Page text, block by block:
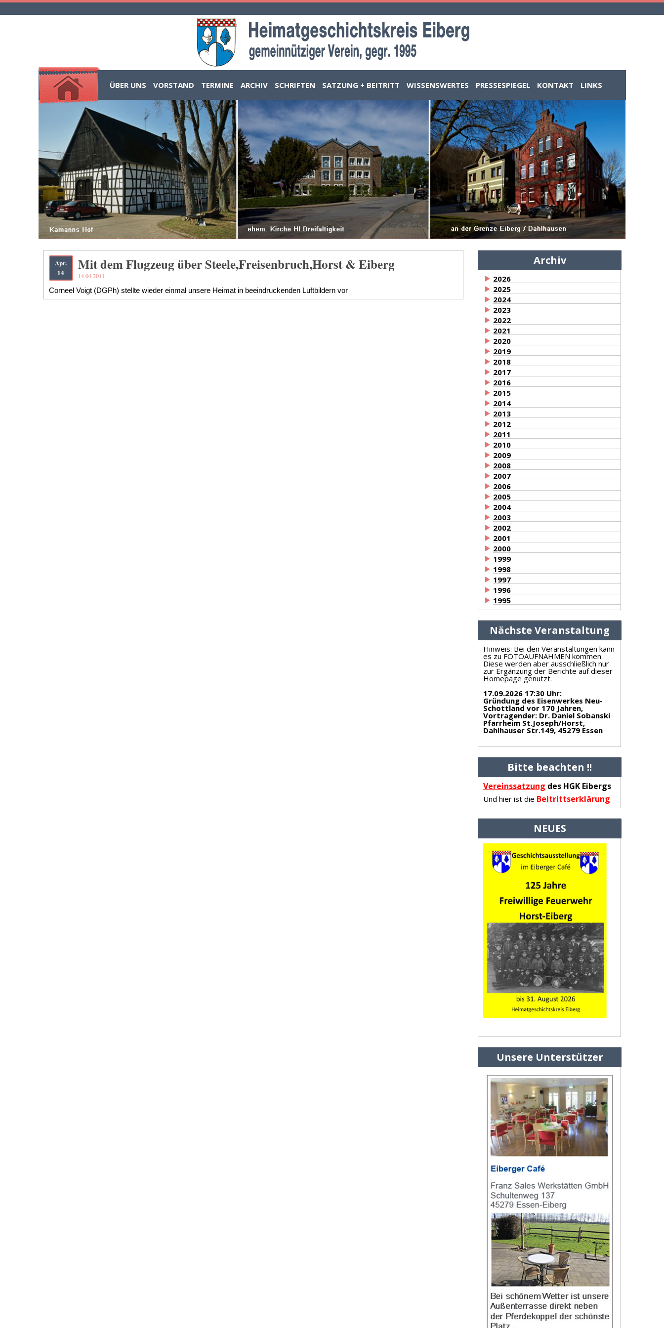
ÜBER UNS VORSTAND TERMINE ARCHIV SCHRIFTEN SATZUNG + BEITRITT WISSENSWERTES PRESSESPIEGEL KONTAKT LINKS
Apr.
14
Mit dem Flugzeug über Steele,Freisenbruch,Horst & Eiberg
14.04.2011
Corneel Voigt (DGPh) stellte wieder einmal unsere Heimat in beeindruckenden Luftbildern vor
Archiv
2026
2025
2024
2023
2022
2021
2020
2019
2018
2017
2016
2015
2014
2013
2012
2011
2010
2009
2008
2007
2006
2005
2004
2003
2002
2001
2000
1999
1998
1997
1996
1995
Nächste Veranstaltung
Hinweis: Bei den Veranstaltungen kann
es zu FOTOAUFNAHMEN kommen.
Diese werden aber ausschließlich nur
zur Ergänzung der Berichte auf dieser
Homepage genutzt.
17.09.2026 17:30 Uhr:
Gründung des Eisenwerkes Neu-
Schottland vor 170 Jahren,
Vortragender: Dr. Daniel Sobanski
Pfarrheim St.Joseph/Horst,
Dahlhauser Str.149, 45279 Essen
Bitte beachten !!
Vereinssatzung des HGK Eibergs
Und hier ist die Beitrittserklärung
NEUES
Unsere Unterstützer